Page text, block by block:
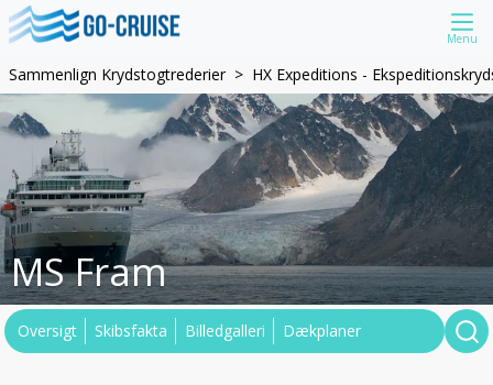
Menu
Sammenlign Krydstogtrederier HX Expeditions -
MS Fram
Oversigt Skibsfakta Billedgalleri Dækplaner